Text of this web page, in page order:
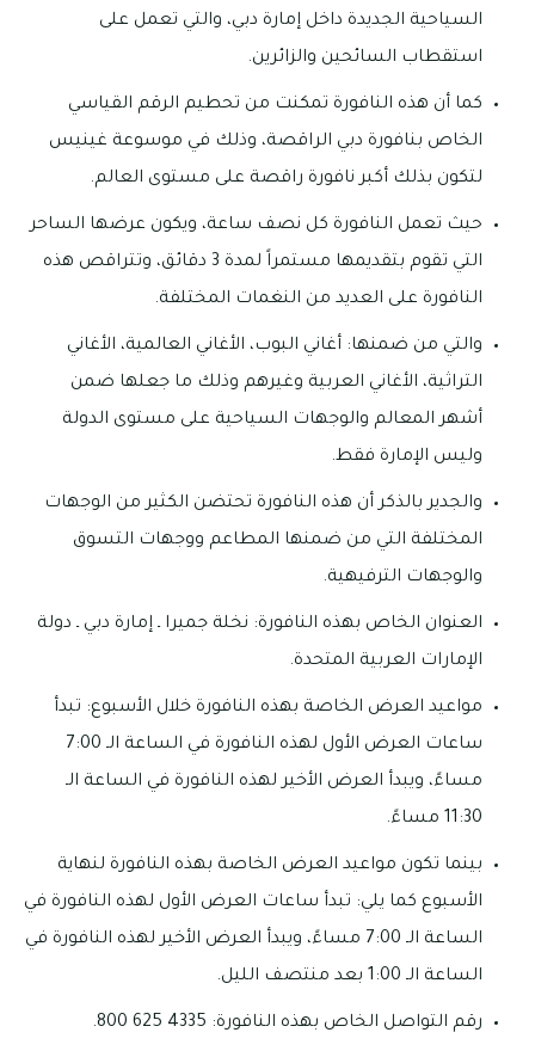
السياحية الجديدة داخل إمارة دبي، والتي تعمل على
استقطاب السائحين والزائرين.
كما أن هذه النافورة تمكنت من تحطيم الرقم القياسي
الخاص بنافورة دبي الراقصة، وذلك في موسوعة غينيس
لتكون بذلك أكبر نافورة راقصة على مستوى العالم.
حيث تعمل النافورة كل نصف ساعة، ويكون عرضها الساحر
التي تقوم بتقديمها مستمراً لمدة 3 دقائق، وتتراقص هذه
النافورة على العديد من النغمات المختلفة.
والتي من ضمنها: أغاني البوب، الأغاني العالمية، الأغاني
التراثية، الأغاني العربية وغيرهم وذلك ما جعلها ضمن
أشهر المعالم والوجهات السياحية على مستوى الدولة
وليس الإمارة فقط.
والجدير بالذكر أن هذه النافورة تحتضن الكثير من الوجهات
المختلفة التي من ضمنها المطاعم ووجهات التسوق
والوجهات الترفيهية.
العنوان الخاص بهذه النافورة: نخلة جميرا ـ إمارة دبي ـ دولة
الإمارات العربية المتحدة.
مواعيد العرض الخاصة بهذه النافورة خلال الأسبوع: تبدأ
ساعات العرض الأول لهذه النافورة في الساعة الـ 7:00
مساءً، ويبدأ العرض الأخير لهذه النافورة في الساعة الـ
11:30 مساءً.
بينما تكون مواعيد العرض الخاصة بهذه النافورة لنهاية
الأسبوع كما يلي: تبدأ ساعات العرض الأول لهذه النافورة في
الساعة الـ 7:00 مساءً، ويبدأ العرض الأخير لهذه النافورة في
الساعة الـ 1:00 بعد منتصف الليل.
رقم التواصل الخاص بهذه النافورة: 4335 625 800.